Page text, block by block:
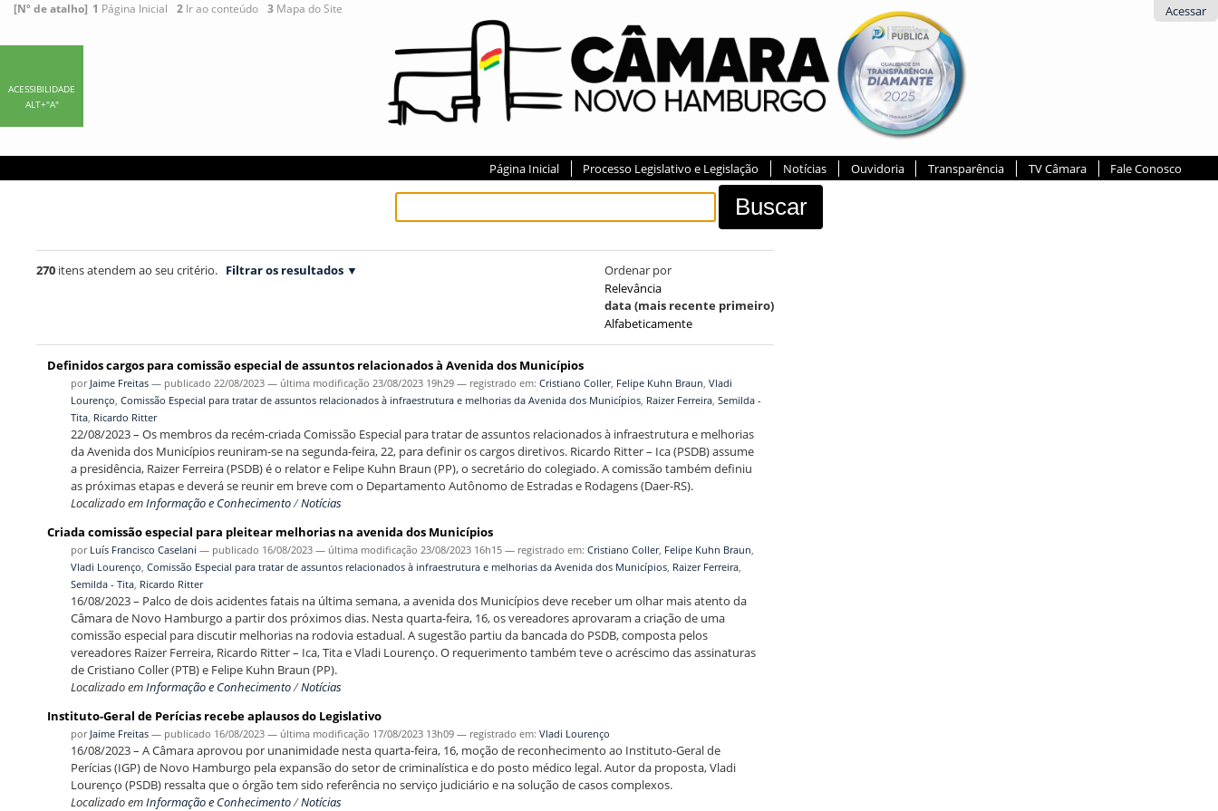
Acessar
[Nº de atalho] 1 Página Inicial 2 Ir ao conteúdo 3 Mapa do Site
ACESSIBILIDADE
ALT+"A"
Página Inicial Processo Legislativo e Legislação Notícias Ouvidoria Transparência TV Câmara Fale Conosco
270itens atendem ao seu critério. Filtrar os resultados
Ordenar por
Relevância
data (mais recente primeiro)
Alfabeticamente
Definidos cargos para comissão especial de assuntos relacionados à Avenida dos Municípios
por Jaime Freitas — publicado 22/08/2023 — última modificação 23/08/2023 19h29 — registrado em: Cristiano Coller, Felipe Kuhn Braun, Vladi
Lourenço, Comissão Especial para tratar de assuntos relacionados à infraestrutura e melhorias da Avenida dos Municípios, Raizer Ferreira, Semilda -
Tita, Ricardo Ritter
22/08/2023 – Os membros da recém-criada Comissão Especial para tratar de assuntos relacionados à infraestrutura e melhorias
da Avenida dos Municípios reuniram-se na segunda-feira, 22, para definir os cargos diretivos. Ricardo Ritter – Ica (PSDB) assume
a presidência, Raizer Ferreira (PSDB) é o relator e Felipe Kuhn Braun (PP), o secretário do colegiado. A comissão também definiu
as próximas etapas e deverá se reunir em breve com o Departamento Autônomo de Estradas e Rodagens (Daer-RS).
Localizado emInformação e Conhecimento/Notícias
Criada comissão especial para pleitear melhorias na avenida dos Municípios
por Luís Francisco Caselani — publicado 16/08/2023 — última modificação 23/08/2023 16h15 — registrado em: Cristiano Coller, Felipe Kuhn Braun
Vladi Lourenço Comissão Especial para tratar de assuntos relacionados à infraestrutura e melhorias da Avenida dos Municípios, Raizer Ferreira,
Semilda - Tita, Ricardo Ritter
16/08/2023 – Palco de dois acidentes fatais na última semana, a avenida dos Municípios deve receber um olhar mais atento da
Câmara de Novo Hamburgo a partir dos próximos dias. Nesta quarta-feira, 16, os vereadores aprovaram a criação de uma
comissão especial para discutir melhorias na rodovia estadual. A sugestão partiu da bancada do PSDB, composta pelos
vereadores Raizer Ferreira, Ricardo Ritter – Ica, Tita e Vladi Lourenço. O requerimento também teve o acréscimo das assinaturas
de Cristiano Coller (PTB) e Felipe Kuhn Braun (PP).
Localizado emInformação e Conhecimento/Notícias
Instituto-Geral de Perícias recebe aplausos do Legislativo
por Jaime Freitas — publicado 16/08/2023 — última modificação 17/08/2023 13h09 — registrado em: Vladi Lourenço
16/08/2023 – A Câmara aprovou por unanimidade nesta quarta-feira, 16, moção de reconhecimento ao Instituto-Geral de
Perícias (IGP) de Novo Hamburgo pela expansão do setor de criminalística e do posto médico legal. Autor da proposta, Vladi
Lourenço (PSDB) ressalta que o órgão tem sido referência no serviço judiciário e na solução de casos complexos.
Localizado emInformação e Conhecimento/Notícias